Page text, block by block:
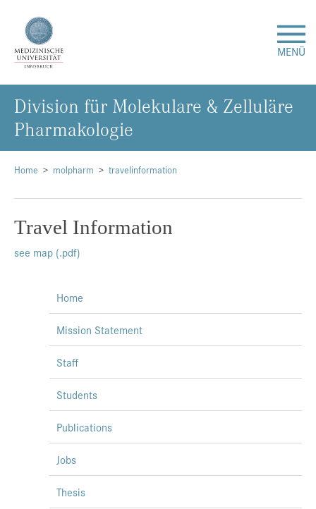
MENÜ
Forschung
Studium & Lehre
Über uns
Presse
Datenschutz
de |en
Home molpharm travelinformation
Travel Information
see map (.pdf)
Di­vi­si­on für Mo­le­ku­la­re & Zel­lu­lä­re
Phar­ma­ko­lo­gie
Home
Mission Statement
Staff
Students
Publications
Jobs
Thesis